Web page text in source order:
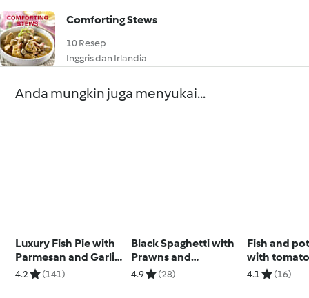
Comforting Stews
10 Resep
Inggris dan Irlandia
Anda mungkin juga menyukai...
Luxury Fish Pie with
Parmesan and Garlic
Sweet Potato Mash
4.2 (141)
Black Spaghetti with
Prawns and
Parmesan Sauce
4.9 (28)
Fish and
with
4.1 (16)